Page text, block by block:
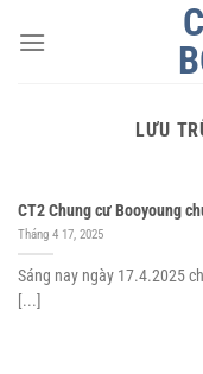
qua
LƯU
CT2 Chung cư Booyoung
Tháng 4 17, 2025
Sáng nay ngày 17.4.2025
[...]